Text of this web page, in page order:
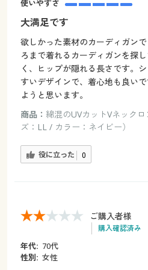
使いやすさ
大満足です
欲しかった素材のカーディガン
ろまで着れるカーディガンを探
く、ヒップが隠れる長さです。
すいデザインで、着心地も良い
ようと思います。
商品： 綿混のUVカットVネック
ズ：LL / カラー：ネイビー）
役に立った 0
ご購入者様
購入確認済み
年代: 70代
性別: 女性